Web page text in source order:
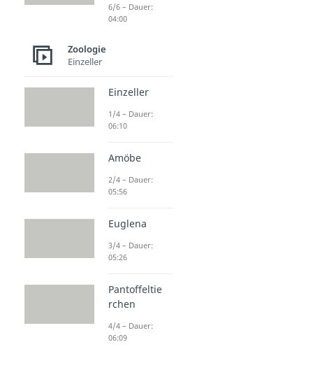
6/6 – Dauer:
04:00
Zoologie
Einzeller
Einzeller
1/4 – Dauer:
06:10
Amöbe
2/4 – Dauer:
05:56
Euglena
3/4 – Dauer:
05:26
Pantoffeltie
rchen
4/4 – Dauer:
06:09